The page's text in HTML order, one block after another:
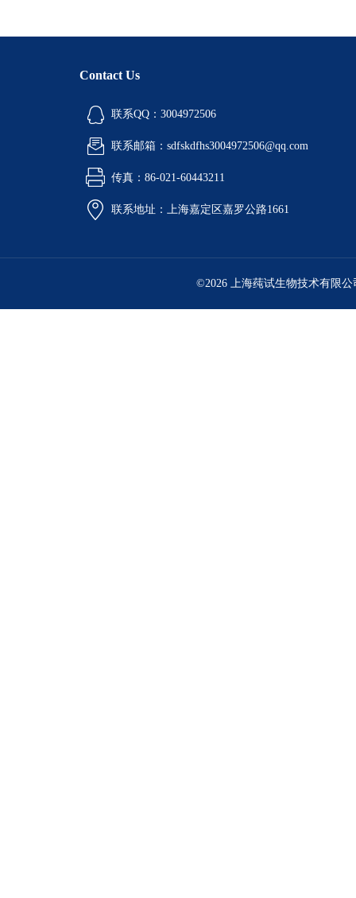
Contact Us
联系QQ：3004972506
联系邮箱：sdfskdfhs3004972506@qq.com
传真：86-021-60443211
联系地址：上海嘉定区嘉罗公路1661
©2026 上海莼试生物技术有限